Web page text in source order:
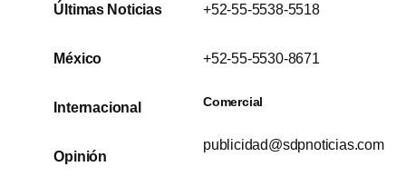
Últimas Noticias
México
Internacional
Opinión
+52-55-5538-5518
+52-55-5530-8671
Comercial
publicidad@sdpnoticias.com